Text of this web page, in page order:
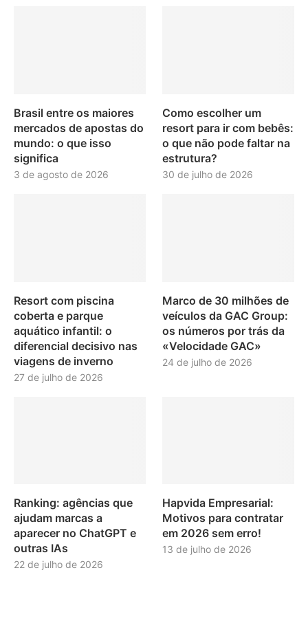
Brasil entre os maiores
mercados de apostas do
mundo: o que isso
significa
3 de agosto de 2026
Como escolher um
resort para ir com bebês:
o que não pode faltar na
estrutura?
30 de julho de 2026
Resort com piscina
coberta e parque
aquático infantil: o
diferencial decisivo nas
viagens de inverno
27 de julho de 2026
Marco de 30 milhões de
veículos da GAC Group:
os números por trás da
«Velocidade GAC»
24 de julho de 2026
Ranking: agências que
ajudam marcas a
aparecer no ChatGPT e
outras IAs
22 de julho de 2026
Hapvida Empresarial:
Motivos para contratar
em 2026 sem erro!
13 de julho de 2026